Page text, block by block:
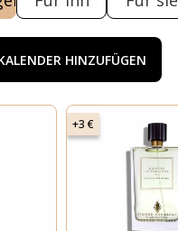
HINZUFÜGEN
+3 €